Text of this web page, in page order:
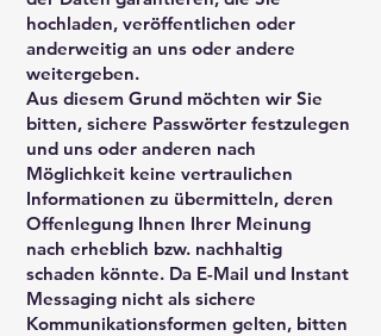
hochladen, veröffentlichen oder
anderweitig an uns oder andere
weitergeben.
Aus diesem Grund möchten wir Sie
bitten, sichere Passwörter festzulegen
und uns oder anderen nach
Möglichkeit keine vertraulichen
Informationen zu übermitteln, deren
Offenlegung Ihnen Ihrer Meinung
nach erheblich bzw. nachhaltig
schaden könnte. Da E-Mail und Instant
Messaging nicht als sichere
Kommunikationsformen gelten, bitten